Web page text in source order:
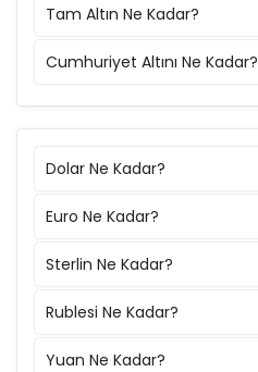
Tam Altın Ne Kadar?
Cumhuriyet Altını Ne Kadar?
Dolar Ne Kadar?
Euro Ne Kadar?
Sterlin Ne Kadar?
Rublesi Ne Kadar?
Yuan Ne Kadar?